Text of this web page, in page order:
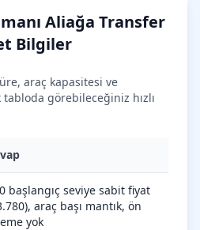
Aliağa Transfer
Bilgiler
araç kapasitesi ve
tabloda görebileceğiniz hızlı
başlangıç seviye sabit fiyat
araç başı mantık, ön
yok